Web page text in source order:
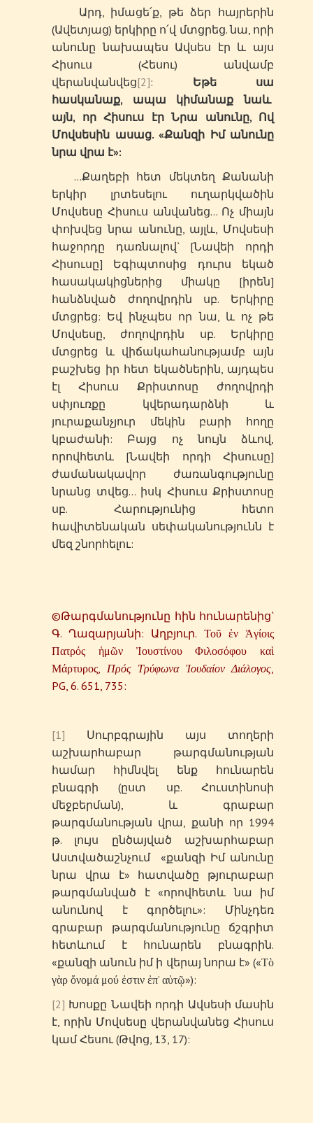
Արդ, իմացե՛ք, թե ձեր հայրերին
(Ավետյաց) երկիրը ո՛վ մտցրեց. նա, որի
անունը նախապես Ավսես էր և այս
Հիսուս (Հեսու) անվամբ
վերանվանվեց[2]: Եթե սա
հասկանաք, ապա կիմանաք նաև
այն, որ Հիսուս էր Նրա անունը, Ով
Մովսեսին ասաց. «Քանզի Իմ անունը
նրա վրա է»:
…Քաղեբի հետ մեկտեղ Քանանի
երկիր լրտեսելու ուղարկվածին
Մովսեսը Հիսուս անվանեց… Ոչ միայն
փոխվեց նրա անունը, այլև, Մովսեսի
հաջորդը դառնալով` [Նավեի որդի
Հիսուսը] Եգիպտոսից դուրս եկած
հասակակիցներից միակը [իրեն]
հանձնված ժողովրդին սբ. Երկիրը
մտցրեց: Եվ ինչպես որ նա, և ոչ թե
Մովսեսը, ժողովրդին սբ. Երկիրը
մտցրեց և վիճակահանությամբ այն
բաշխեց իր հետ եկածներին, այդպես
էլ Հիսուս Քրիստոսը ժողովրդի
սփյուռքը կվերադարձնի և
յուրաքանչյուր մեկին բարի հողը
կբաժանի: Բայց ոչ նույն ձևով,
որովհետև [Նավեի որդի Հիսուսը]
ժամանակավոր ժառանգությունը
նրանց տվեց… իսկ Հիսուս Քրիստոսը
սբ. Հարությունից հետո
հավիտենական սեփականությունն է
մեզ շնորհելու:
©Թարգմանությունը հին հունարենից`
Գ. Ղազարյանի: Աղբյուր. Τοῦ ἐν Ἁγίοις
Πατρός ἡμῶν Ἰουστίνου Φιλοσόφου καὶ
Μάρτυρος, Πρός Τρύφωνα Ἰουδαίον Διάλογος,
PG, 6. 651, 735:
[1] Սուրբգրային այս տողերի
աշխարհաբար թարգմանության
համար հիմնվել ենք հունարեն
բնագրի (ըստ սբ. Հուստինոսի
մեջբերման), և գրաբար
թարգմանության վրա, քանի որ 1994
թ. լույս ընծայված աշխարհաբար
Աստվածաշնչում «քանզի Իմ անունը
նրա վրա է» հատվածը թյուրաբար
թարգմանված է «որովհետև նա իմ
անունով է գործելու»: Մինչդեռ
գրաբար թարգմանությունը ճշգրիտ
հետևում է հունարեն բնագրին.
«քանզի անուն իմ ի վերայ նորա է» («Τὸ
γὰρ ὄνομά μού ἐστιν ἐπ’ αὐτῷ»):
[2] Խոսքը Նավեի որդի Ավսեսի մասին
է, որին Մովսեսը վերանվանեց Հիսուս
կամ Հեսու (Թվոց, 13, 17):